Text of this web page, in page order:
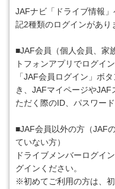
JAFナビ「ドライブ情報
記2種類のログインがあり
■JAF会員（個人会員、家
トフォンアプリでログイ
「JAF会員ログイン」ボ
き、JAFマイページや
ただく際のID、パスワー
■JAF会員以外の方（JAF
ていない方）
ドライブメンバーログイ
グインください。
※初めてご利用の方は、